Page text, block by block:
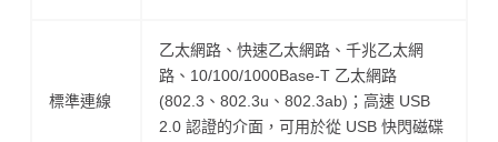
標準連線
乙太網路、快速乙太網路、千兆乙太網
路、10/100/1000Base-T 乙太網路
(802.3、802.3u、802.3ab)；高速 USB
2.0 認證的介面，可用於從 USB 快閃磁碟